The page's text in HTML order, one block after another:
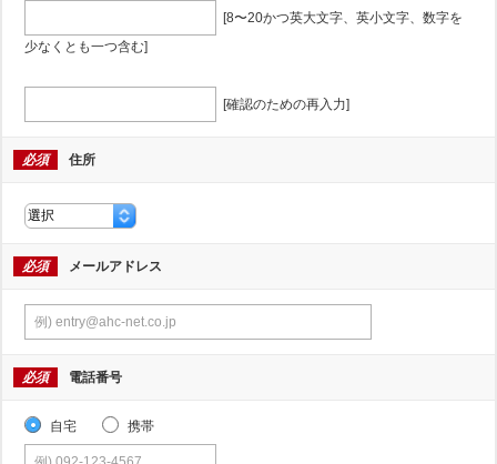
[8〜20かつ英大文字、英小文字、数字を
少なくとも一つ含む]
[確認のための再入力]
必須 住所
必須 メールアドレス
必須 電話番号
自宅 携帯